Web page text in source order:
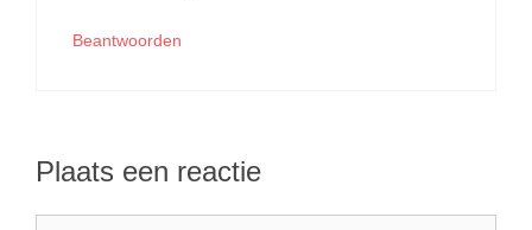
Beantwoorden
Plaats een reactie